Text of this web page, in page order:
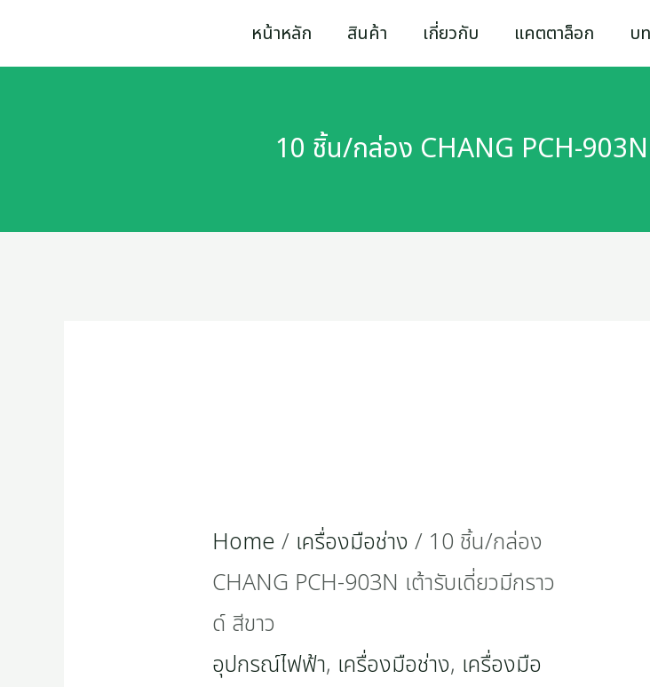
to
หน้าหลัก สินค้า เกี่ยวกับ แคตตาล็อก บ
10 ชิ้น/กล่อง CHANG PCH-903N
Home / เครื่องมือช่าง / 10 ชิ้น/กล่อง
CHANG PCH-903N เต้ารับเดี่ยวมีกราว
ด์ สีขาว
อุปกรณ์ไฟฟ้า, เครื่องมือช่าง, เครื่องมือ